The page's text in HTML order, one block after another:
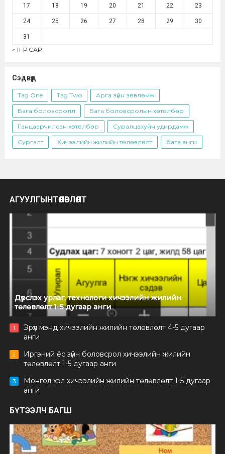
17 18 19 20 21 22 23
24 25 26 27 28 29 30
31
« 11-Р САР
Сэдвүүд
Tag One Tag Two Арга зүйн зөвлөмж
Бага боловсролл Бага боловсролын хөтөлбөр
Ганцаарчилсан хөтөлбөр Суралцахуйн удирдамж
Сургалт Хичээлийн жилийн төлөвлөлт бага анги
АГУУЛГЫНТӨЛӨВЛӨЛТ
Дүрслэх урлаг, технологи хичээлийн жилийн
төлөвлөлт 1-5 дугаар анги
1
Эрүүл мэнд хичээлийн жилийн төлөвлөлт 4-5 дугаар
анги
2
Иргэний ёс зүйн боловсрол хичээлийн жилийн
төлөвлөлт 1-5 дугаар анги
3
Монгол хэл хичээлийн жилийн төлөвлөлт 1-5 дугаар
анги
БҮТЭЭЛЧ БАГШ